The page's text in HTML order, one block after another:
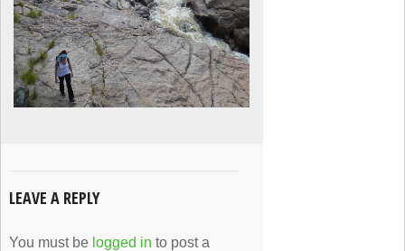
LEAVE A REPLY
You must be logged in to post a